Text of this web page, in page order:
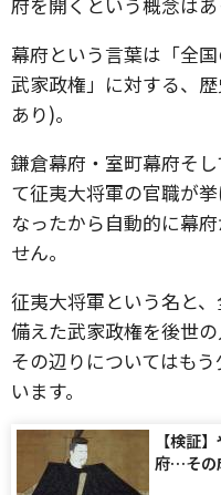
幕府という言葉は「全
武家政権」に対する、
あり)。
鎌倉幕府・室町幕府そ
て征夷大将軍の官職が
なったから自動的に幕
せん。
征夷大将軍という名と
備えた武家政権を後世の
その辺りについてはも
います。
【検証
府…その